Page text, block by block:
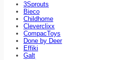
3Sprouts
Bieco
Childhome
Cleverclixx
CompacToys
Done by Deer
Effiki
Galt